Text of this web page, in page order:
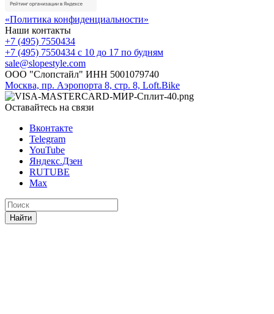
«Политика конфиденциальности»
Наши контакты
+7 (495) 7550434
+7 (495) 7550434 с 10 до 17 по будням
sale@slopestyle.com
ООО "Слопстайл" ИНН 5001079740
Москва, пр. Аэропорта 8, стр. 8, Loft.Bike
Оставайтесь на связи
Вконтакте
Telegram
YouTube
Яндекс.Дзен
RUTUBE
Max
Найти